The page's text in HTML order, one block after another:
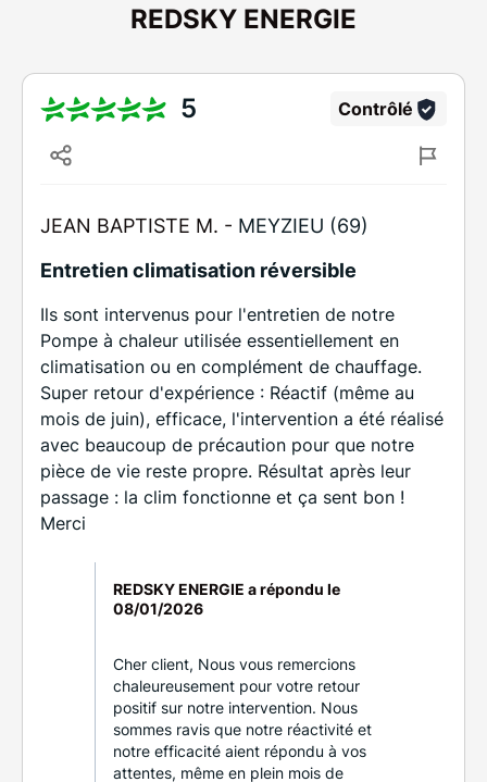
REDSKY ENERGIE
5 Contrôlé
JEAN BAPTISTE M. - MEYZIEU (69)
Entretien climatisation réversible
Ils sont intervenus pour l'entretien de notre
Pompe à chaleur utilisée essentiellement en
climatisation ou en complément de chauffage.
Super retour d'expérience : Réactif (même au
mois de juin), efficace, l'intervention a été réalisé
avec beaucoup de précaution pour que notre
pièce de vie reste propre. Résultat après leur
passage : la clim fonctionne et ça sent bon !
Merci
REDSKY ENERGIE a répondu le
08/01/2026
Cher client, Nous vous remercions
chaleureusement pour votre retour
positif sur notre intervention. Nous
sommes ravis que notre réactivité et
notre efficacité aient répondu à vos
attentes, même en plein mois de